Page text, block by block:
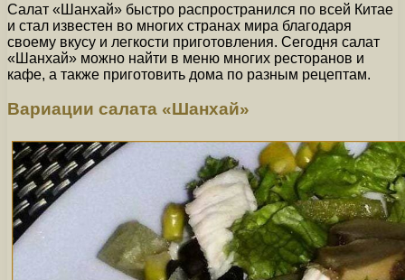
Салат «Шанхай» быстро распространился по всей Китае
и стал известен во многих странах мира благодаря
своему вкусу и легкости приготовления. Сегодня салат
«Шанхай» можно найти в меню многих ресторанов и
кафе, а также приготовить дома по разным рецептам.
Вариации салата «Шанхай»